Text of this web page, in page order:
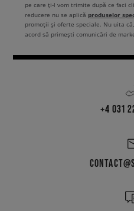
pe care ți-l vom trimite după ce faci
reducere nu se aplică produselor
promoții și oferte speciale. Nu uita
acord să primești comunicări de
+4 031